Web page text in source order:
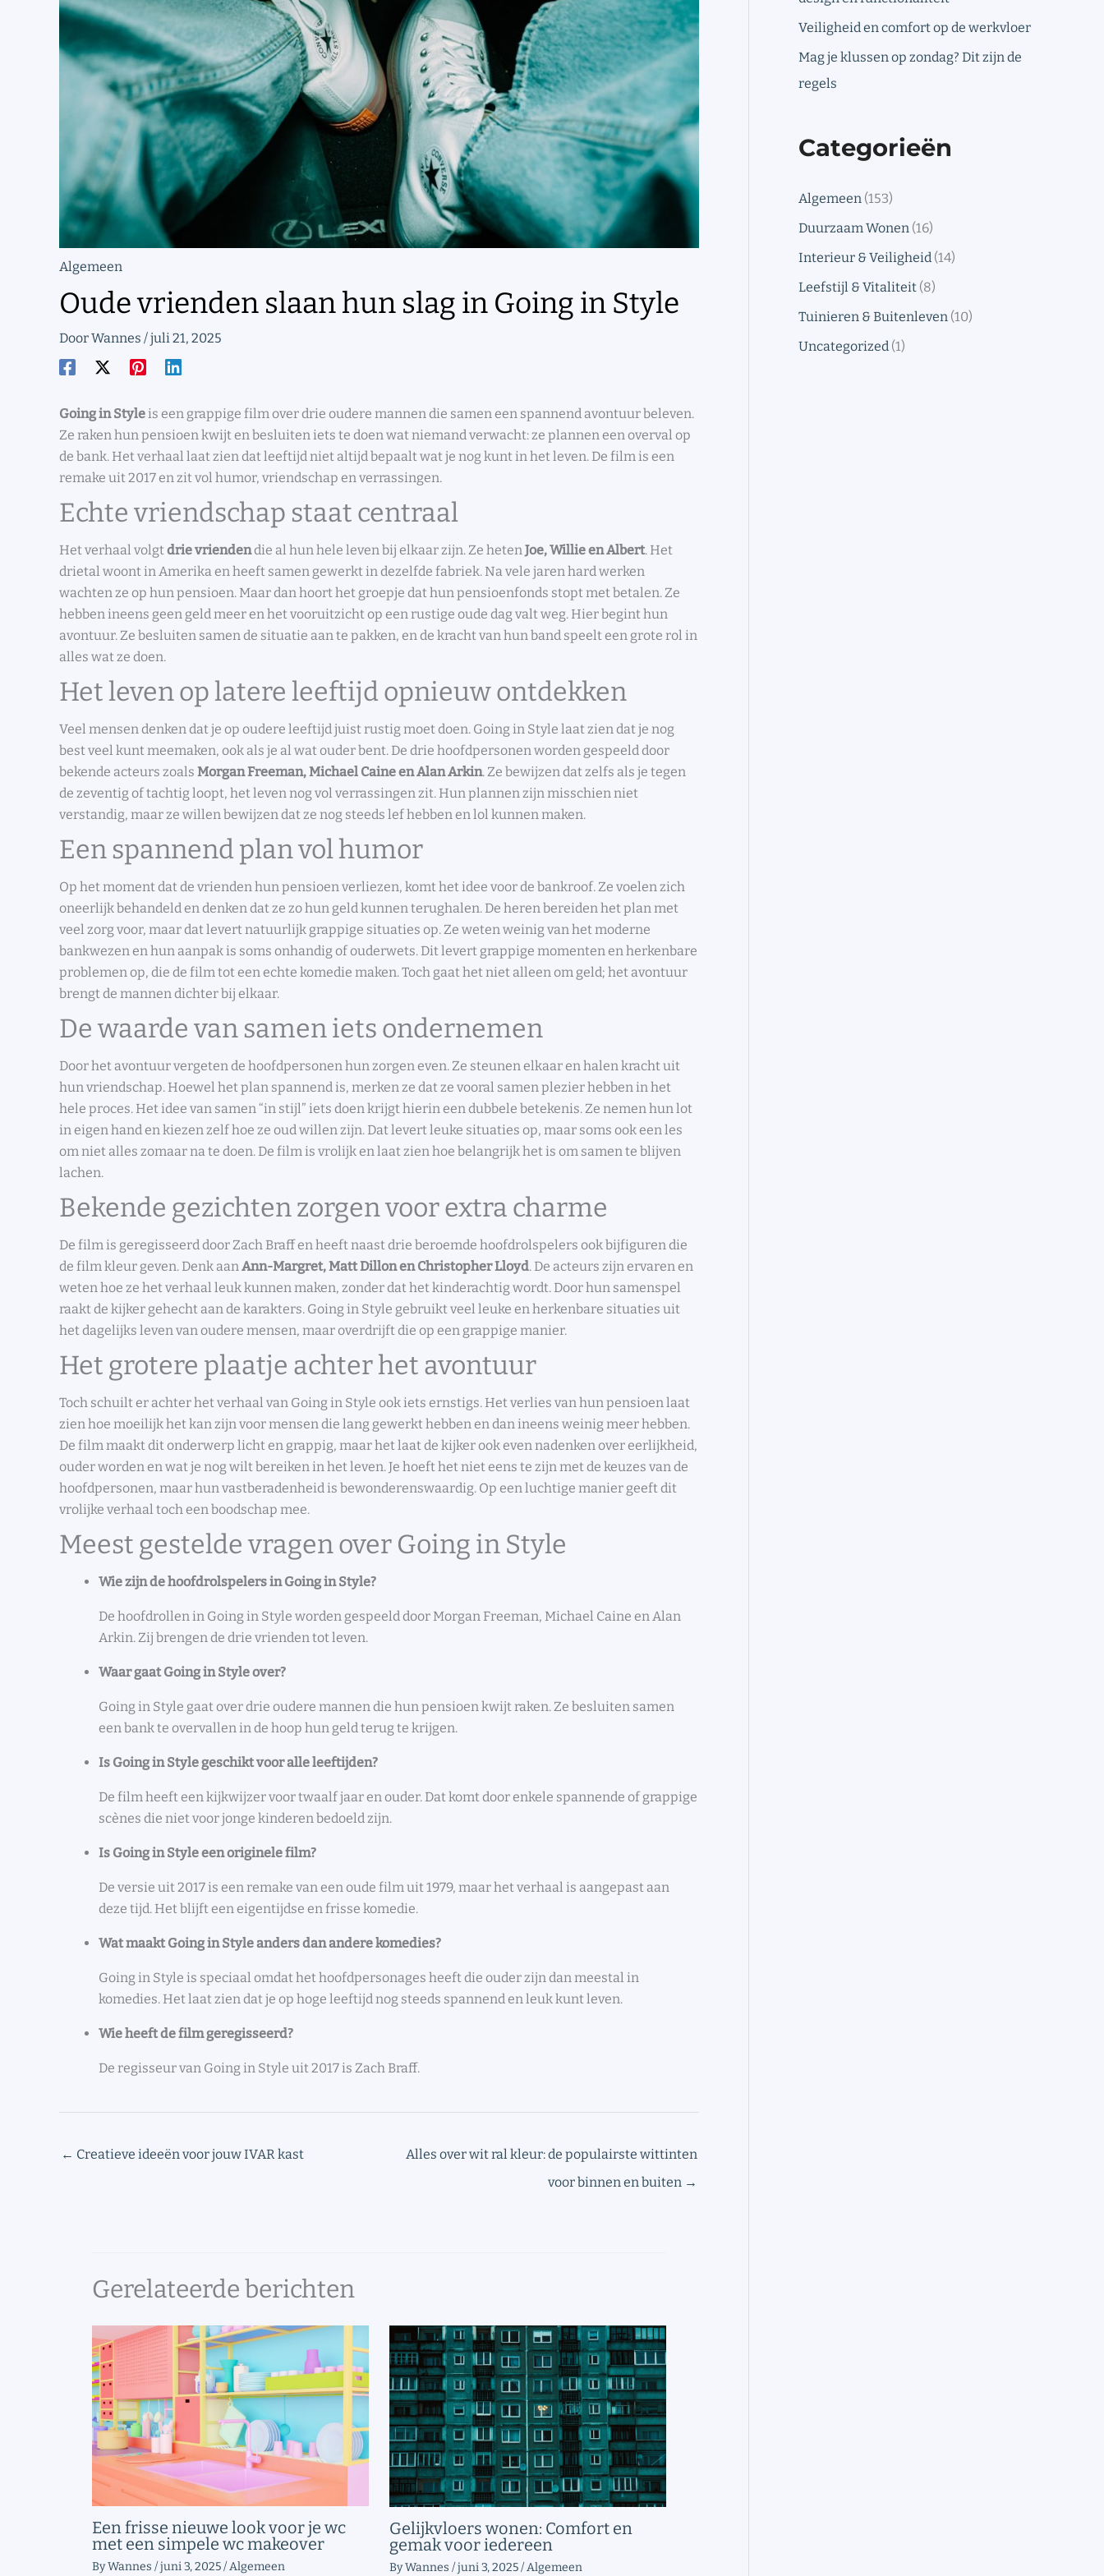
Algemeen
Oude vrienden slaan hun slag in Going in Style
DoorWannes /juli 21, 2025
Going in Styleis een grappige film over drie oudere mannen die samen een spannend avontuur beleven.
Ze raken hun pensioen kwijt en besluiten iets te doen wat niemand verwacht: ze plannen een overval op
de bank. Het verhaal laat zien dat leeftijd niet altijd bepaalt wat je nog kunt in het leven. De film is een
remake uit 2017 en zit vol humor, vriendschap en verrassingen.
Echte vriendschap staat centraal
Het verhaal volgtdrie vriendendie al hun hele leven bij elkaar zijn. Ze hetenJoe, Willie en Albert. Het
drietal woont in Amerika en heeft samen gewerkt in dezelfde fabriek. Na vele jaren hard werken
wachten ze op hun pensioen. Maar dan hoort het groepje dat hun pensioenfonds stopt met betalen. Ze
hebben ineens geen geld meer en het vooruitzicht op een rustige oude dag valt weg. Hier begint hun
avontuur. Ze besluiten samen de situatie aan te pakken, en de kracht van hun band speelt een grote rol in
alles wat ze doen.
Het leven op latere leeftijd opnieuw ontdekken
Veel mensen denken dat je op oudere leeftijd juist rustig moet doen. Going in Style laat zien dat je nog
best veel kunt meemaken, ook als je al wat ouder bent. De drie hoofdpersonen worden gespeeld door
bekende acteurs zoals Morgan Freeman, Michael Caine en Alan Arkin. Ze bewijzen dat zelfs als je tegen
de zeventig of tachtig loopt, het leven nog vol verrassingen zit. Hun plannen zijn misschien niet
verstandig, maar ze willen bewijzen dat ze nog steeds lef hebben en lol kunnen maken.
Een spannend plan vol humor
Op het moment dat de vrienden hun pensioen verliezen, komt het idee voor de bankroof. Ze voelen zich
oneerlijk behandeld en denken dat ze zo hun geld kunnen terughalen. De heren bereiden het plan met
veel zorg voor, maar dat levert natuurlijk grappige situaties op. Ze weten weinig van het moderne
bankwezen en hun aanpak is soms onhandig of ouderwets. Dit levert grappige momenten en herkenbare
problemen op, die de film tot een echte komedie maken. Toch gaat het niet alleen om geld; het avontuur
brengt de mannen dichter bij elkaar.
De waarde van samen iets ondernemen
Door het avontuur vergeten de hoofdpersonen hun zorgen even. Ze steunen elkaar en halen kracht uit
hun vriendschap. Hoewel het plan spannend is, merken ze dat ze vooral samen plezier hebben in het
hele proces. Het idee van samen “in stijl” iets doen krijgt hierin een dubbele betekenis. Ze nemen hun lot
in eigen hand en kiezen zelf hoe ze oud willen zijn. Dat levert leuke situaties op, maar soms ook een les
om niet alles zomaar na te doen. De film is vrolijk en laat zien hoe belangrijk het is om samen te blijven
lachen.
Bekende gezichten zorgen voor extra charme
De film is geregisseerd door Zach Braff en heeft naast drie beroemde hoofdrolspelers ook bijfiguren die
de film kleur geven. Denk aanAnn-Margret, Matt Dillon en Christopher Lloyd. De acteurs zijn ervaren en
weten hoe ze het verhaal leuk kunnen maken, zonder dat het kinderachtig wordt. Door hun samenspel
raakt de kijker gehecht aan de karakters. Going in Style gebruikt veel leuke en herkenbare situaties uit
het dagelijks leven van oudere mensen, maar overdrijft die op een grappige manier.
Het grotere plaatje achter het avontuur
Toch schuilt er achter het verhaal van Going in Style ook iets ernstigs. Het verlies van hun pensioen laat
zien hoe moeilijk het kan zijn voor mensen die lang gewerkt hebben en dan ineens weinig meer hebben.
De film maakt dit onderwerp licht en grappig, maar het laat de kijker ook even nadenken over eerlijkheid,
ouder worden en wat je nog wilt bereiken in het leven. Je hoeft het niet eens te zijn met de keuzes van de
hoofdpersonen, maar hun vastberadenheid is bewonderenswaardig. Op een luchtige manier geeft dit
vrolijke verhaal toch een boodschap mee.
Meest gestelde vragen over Going in Style
Wie zijn de hoofdrolspelers in Going in Style?
De hoofdrollen in Going in Style worden gespeeld door Morgan Freeman, Michael Caine en Alan
Arkin. Zij brengen de drie vrienden tot leven.
Waar gaat Going in Style over?
Going in Style gaat over drie oudere mannen die hun pensioen kwijt raken. Ze besluiten samen
een bank te overvallen in de hoop hun geld terug te krijgen.
Is Going in Style geschikt voor alle leeftijden?
De film heeft een kijkwijzer voor twaalf jaar en ouder. Dat komt door enkele spannende of grappige
scènes die niet voor jonge kinderen bedoeld zijn.
Is Going in Style een originele film?
De versie uit 2017 is een remake van een oude film uit 1979, maar het verhaal is aangepast aan
deze tijd. Het blijft een eigentijdse en frisse komedie.
Wat maakt Going in Style anders dan andere komedies?
Going in Style is speciaal omdat het hoofdpersonages heeft die ouder zijn dan meestal in
komedies. Het laat zien dat je op hoge leeftijd nog steeds spannend en leuk kunt leven.
Wie heeft de film geregisseerd?
De regisseur van Going in Style uit 2017 is Zach Braff.
← Creatieve ideeën voor jouw IVAR kast
Alles over wit ral kleur: de populairste wittinten
voor binnen en buiten →
Gerelateerde berichten
Een frisse nieuwe look voor je wc
met een simpele wc makeover
ByWannes /juni 3, 2025/Algemeen
Gelijkvloers wonen: Comfort en
gemak voor iedereen
ByWannes /juni 3, 2025/Algemeen
Veiligheid en comfort op de werkvloer
Mag je klussen op zondag? Dit zijn de
regels
Categorieën
Algemeen (153)
Duurzaam Wonen (16)
Interieur & Veiligheid (14)
Leefstijl & Vitaliteit (8)
Tuinieren & Buitenleven (10)
Uncategorized (1)